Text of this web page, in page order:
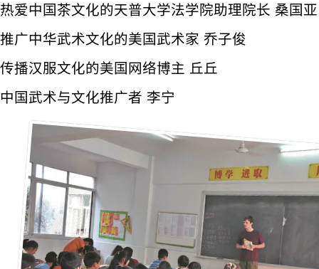
热爱中国茶文化的天普大学法学院助理院长 桑国亚
推广中华武术文化的美国武术家 乔子俊
传播汉服文化的美国网络博主 丘丘
中国武术与文化推广者 李宁